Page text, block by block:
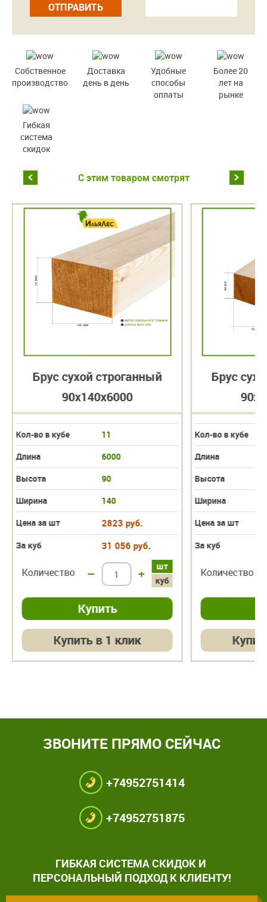
ОТПРАВИТЬ
Собственное
производство
Доставка
день в день
Удобные
способы
оплаты
Более 20
лет на
рынке
Гибкая
система
скидок
С этим товаром смотрят
Брус сухой строганный
90х140х6000
Кол-во в кубе
11
Длина
6000
Высота
90
Ширина
140
Цена за шт
2823 руб.
За куб 31 056 руб.
шт
куб
Количество – +
Купить в 1 клик
Брус
Кол-во в кубе
Длина
Высота
Ширина
Цена за шт
За куб
Количество
ЗВОНИТЕ ПРЯМО СЕЙЧАС
+74952751414
+74952751875
ГИБКАЯ СИСТЕМА СКИДОК И
ПЕРСОНАЛЬНЫЙ ПОДХОД К КЛИЕНТУ!